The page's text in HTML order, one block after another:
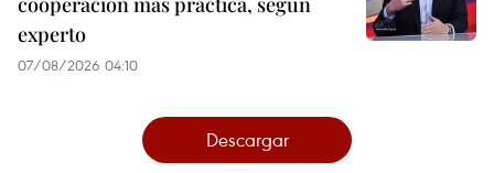
experto
07/08/2026 04:10
Descargar